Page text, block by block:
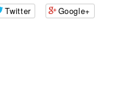
Twitter Google+